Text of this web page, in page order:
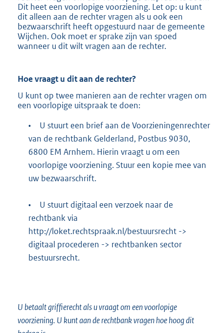
Dit heet een voorlopige voorziening. Let op: u kunt
dit alleen aan de rechter vragen als u ook een
bezwaarschrift heeft opgestuurd naar de gemeente
Wijchen. Ook moet er sprake zijn van spoed
wanneer u dit wilt vragen aan de rechter.
Hoe vraagt u dit aan de rechter?
U kunt op twee manieren aan de rechter vragen om
een voorlopige uitspraak te doen:
•
U stuurt een brief aan de Voorzieningenrechter
van de rechtbank Gelderland, Postbus 9030,
6800 EM Arnhem. Hierin vraagt u om een
voorlopige voorziening. Stuur een kopie mee van
uw bezwaarschrift.
•
U stuurt digitaal een verzoek naar de
rechtbank via
http://loket.rechtspraak.nl/bestuursrecht ->
digitaal procederen -> rechtbanken sector
bestuursrecht.
U betaalt griffierecht als u vraagt om een voorlopige
voorziening. U kunt aan de rechtbank vragen hoe hoog dit